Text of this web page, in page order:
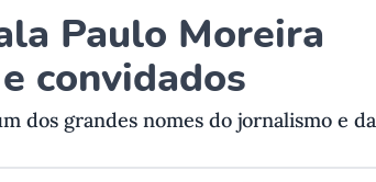
Paulo Moreira
convidados
dos grandes nomes do jornalismo e da